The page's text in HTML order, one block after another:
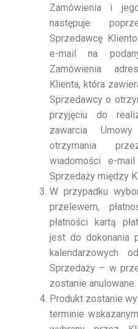
Zamówienia i
następuje
Sprzedawcę
e-mail na
Zamówienia
Klienta, która
Sprzedawcy o
przyjęciu do
zawarcia
otrzymania
wiadomości e-
Sprzedaży między
W przypadku
przelewem,
płatności kartą
jest do dokonania
kalendarzowych
Sprzedaży – w
zostanie anulowane.
Produkt zostanie
terminie